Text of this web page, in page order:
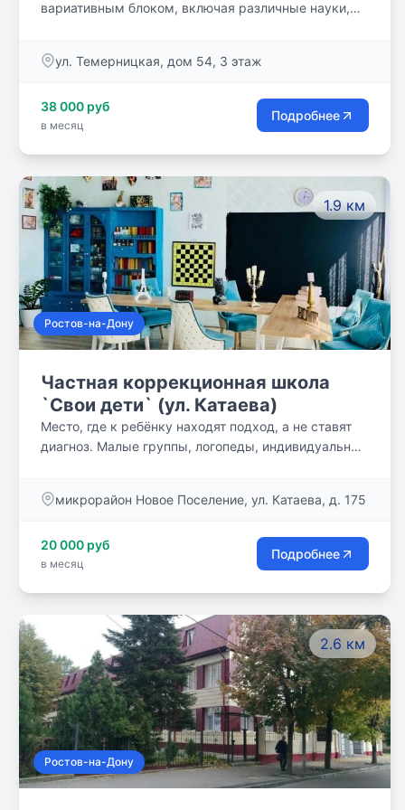
вариативным блоком, включая различные науки,
ул. Темерницкая, дом 54, 3 этаж
38 000 руб
в месяц
Подробнее
1.9 км
Ростов-на-Дону
Частная коррекционная школа
`Свои дети` (ул. Катаева)
Место, где к ребёнку находят подход, а не ставят
диагноз. Малые группы, логопеды, индивидуальный
микрорайон Новое Поселение, ул. Катаева, д. 175
20 000 руб
в месяц
Подробнее
2.6 км
Ростов-на-Дону